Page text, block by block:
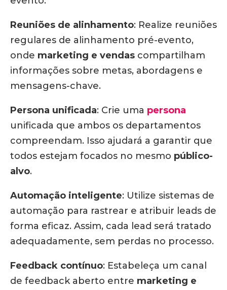
Reuniões de alinhamento: Realize reuniões
regulares de alinhamento pré-evento,
onde marketing e vendas compartilham
informações sobre metas, abordagens e
mensagens-chave.
Persona unificada: Crie uma persona
unificada que ambos os departamentos
compreendam. Isso ajudará a garantir que
todos estejam focados no mesmo público-
alvo.
Automação inteligente: Utilize sistemas de
automação para rastrear e atribuir leads de
forma eficaz. Assim, cada lead será tratado
adequadamente, sem perdas no processo.
Feedback contínuo: Estabeleça um canal
de feedback aberto entre marketing e